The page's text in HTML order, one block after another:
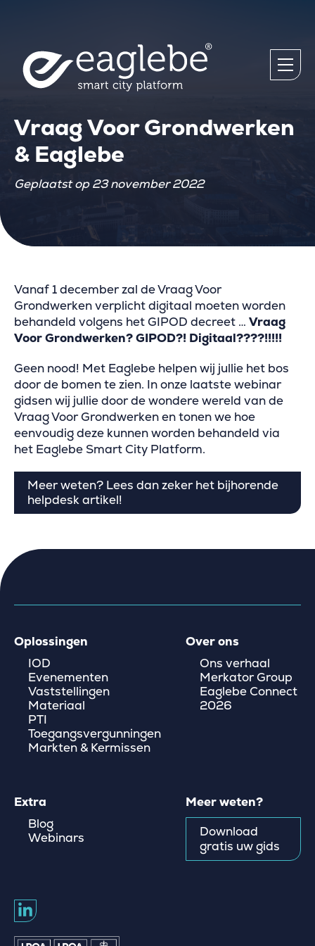
Vraag Voor Grondwerken
& Eaglebe
Geplaatst op 23 november 2022
Vanaf 1 december zal de Vraag Voor
Grondwerken verplicht digitaal moeten worden
behandeld volgens het GIPOD decreet … Vraag
Voor Grondwerken? GIPOD?! Digitaal????!!!!!
Geen nood! Met Eaglebe helpen wij jullie het bos
door de bomen te zien. In onze laatste webinar
gidsen wij jullie door de wondere wereld van de
Vraag Voor Grondwerken en tonen we hoe
eenvoudig deze kunnen worden behandeld via
het Eaglebe Smart City Platform.
Meer weten? Lees dan zeker het bijhorende
helpdesk artikel!
Oplossingen
IOD
Evenementen
Vaststellingen
Materiaal
PTI
Toegangsvergunningen
Markten & Kermissen
Over ons
Ons verhaal
Merkator Group
Eaglebe Connect
2026
Extra
Blog
Webinars
Meer weten?
Download
gratis uw gids